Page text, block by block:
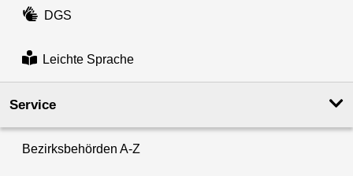
DGS
Leichte Sprache
Service
Bezirksbehörden A-Z